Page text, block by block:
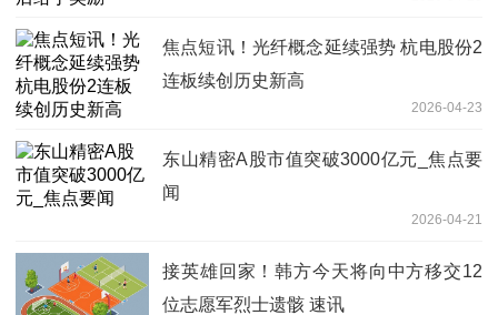
焦点短讯！光纤概念延续强势 杭电股份2
连板续创历史新高
2026-04-23
东山精密A股市值突破3000亿元_焦点要
闻
2026-04-21
接英雄回家！韩方今天将向中方移交12
位志愿军烈士遗骸 速讯